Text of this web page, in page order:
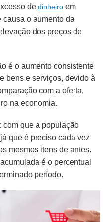
dedinheiro em
o aumento da
dos preços de
é o aumento consistente
bens e serviços, devido à
com a oferta,
na economia.
com que a população
que é preciso cada vez
mesmos itens de antes.
é o percentual
período.